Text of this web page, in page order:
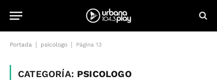
Portada psicologo Página 13
CATEGORÍA: PSICOLOGO